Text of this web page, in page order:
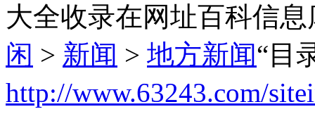
大全收录在网址百科信
闲 > 新闻 > 地方新闻“目
http://www.63243.com/